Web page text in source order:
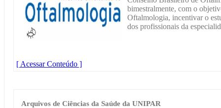
bimestralmente, com o
Oftalmologia, incentivar o
dos profissionais da
[ Acessar Conteúdo ]
Arquivos de Ciências da Saúde da UNIPAR